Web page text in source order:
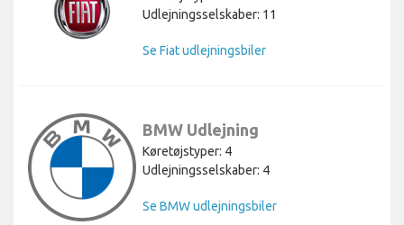
Udlejningsselskaber: 11
Se Fiat udlejningsbiler
BMW Udlejning
Køretøjstyper: 4
Udlejningsselskaber: 4
Se BMW udlejningsbiler